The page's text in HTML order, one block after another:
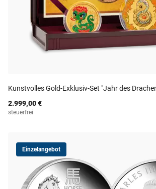
Kunstvolles Gold-Exklusiv-Set "Jahr des
2.999,00 €
steuerfrei
Einzelangebot